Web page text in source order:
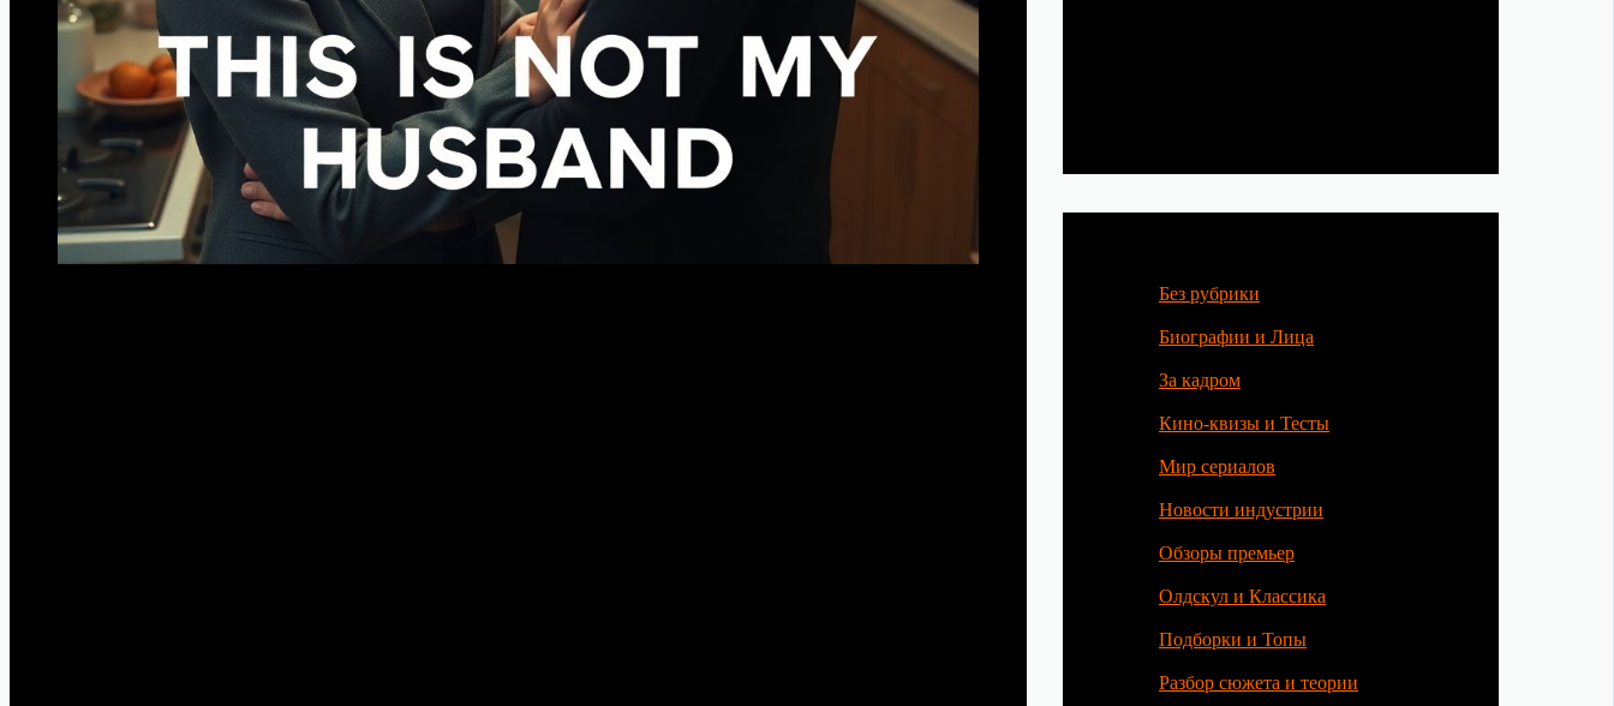
Без рубрики
Биографии и Лица
За кадром
Кино-квизы и Тесты
Мир сериалов
Новости индустрии
Обзоры премьер
Олдскул и Классика
Подборки и Топы
Разбор сюжета и теории